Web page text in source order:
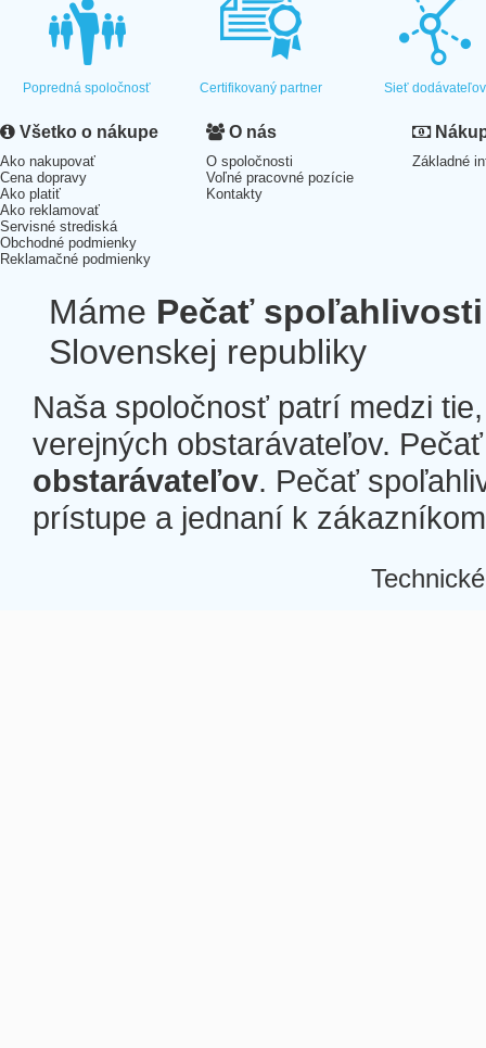
Popredná spoločnosť Certifikovaný partner Sieť dodávateľov
Všetko o nákupe
Ako nakupovať
Cena dopravy
Ako platiť
Ako reklamovať
Servisné strediská
Obchodné podmienky
Reklamačné podmienky
O nás
O spoločnosti
Voľné pracovné pozície
Kontakty
Základné
Máme Pečať spoľahlivosti
Slovenskej republiky
Naša spoločnosť patrí medzi
verejných obstarávateľov.
obstarávateľov. Pečať
prístupe a jednaní k